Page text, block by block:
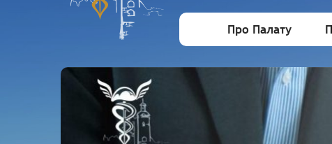
Про Палату